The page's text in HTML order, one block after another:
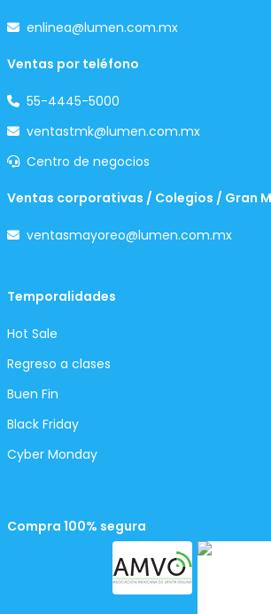
enlinea@lumen.com.mx
Ventas por teléfono
55-4445-5000
ventastmk@lumen.com.mx
Centro de negocios
Ventas corporativas / Colegios / Gran
ventasmayoreo@lumen.com.mx
Temporalidades
Hot Sale
Regreso a clases
Buen Fin
Black Friday
Cyber Monday
Compra 100% segura